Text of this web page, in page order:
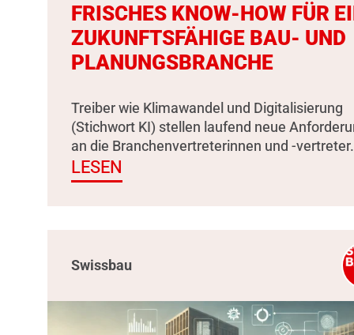
FRISCHES KNOW-HOW FÜR
ZUKUNFTSFÄHIGE BAU- UND
PLANUNGSBRANCHE
Treiber wie Klimawandel und Digitalisierung
(Stichwort KI) stellen laufend neue
an die Branchenvertreterinnen und -vertreter.
LESEN
Swissbau